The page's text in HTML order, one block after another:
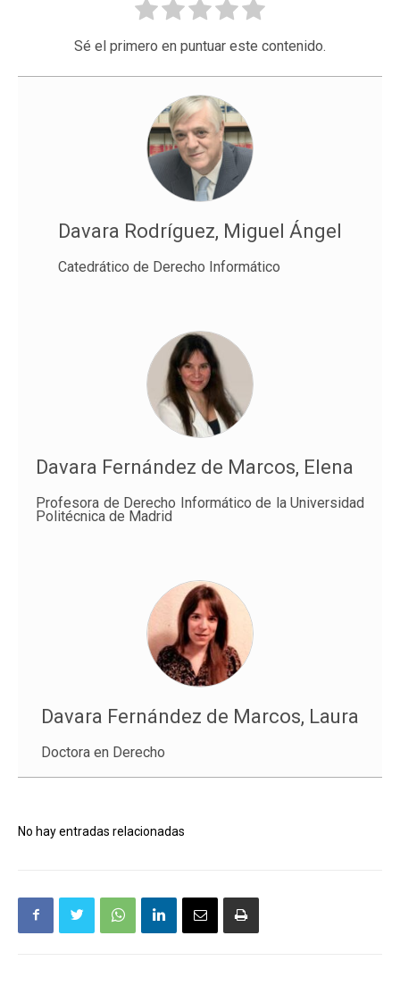
Sé el primero en puntuar este contenido.
Davara Rodríguez, Miguel Ángel
Catedrático de Derecho Informático
Davara Fernández de Marcos, Elena
Profesora de Derecho Informático de la Universidad
Politécnica de Madrid
Davara Fernández de Marcos, Laura
Doctora en Derecho
No hay entradas relacionadas